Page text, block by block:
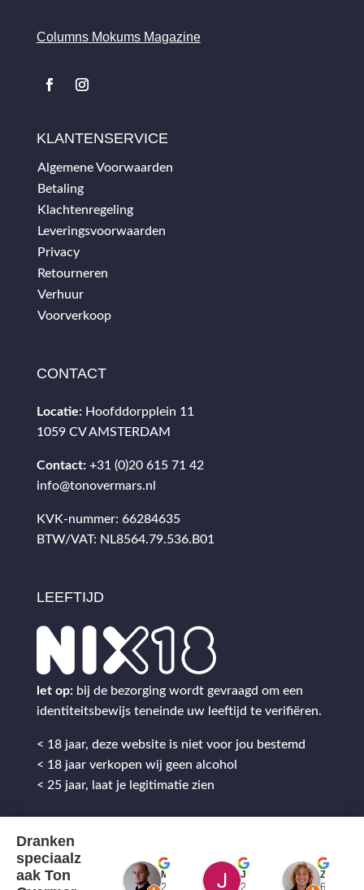
Columns Mokums Magazine
KLANTENSERVICE
Algemene Voorwaarden
Betaling
Klachtenregeling
Leveringsvoorwaarden
Privacy
Retourneren
Verhuur
Voorverkoop
CONTACT
Locatie: Hoofddorpplein 11
1059 CV AMSTERDAM
Contact: +31 (0)20 615 71 42
info@tonovermars.nl
KVK-nummer: 66284635
BTW/VAT: NL8564.79.536.B01
LEEFTIJD
let op: bij de bezorging wordt gevraagd om een
identiteitsbewijs teneinde uw leeftijd te verifiëren.
< 18 jaar, deze website is niet voor jou bestemd
< 18 jaar verkopen wij geen alcohol
< 25 jaar, laat je legitimatie zien
Dranken
speciaalz
aak Ton
2 jaar geleden 2 jaar geleden 6 jaar